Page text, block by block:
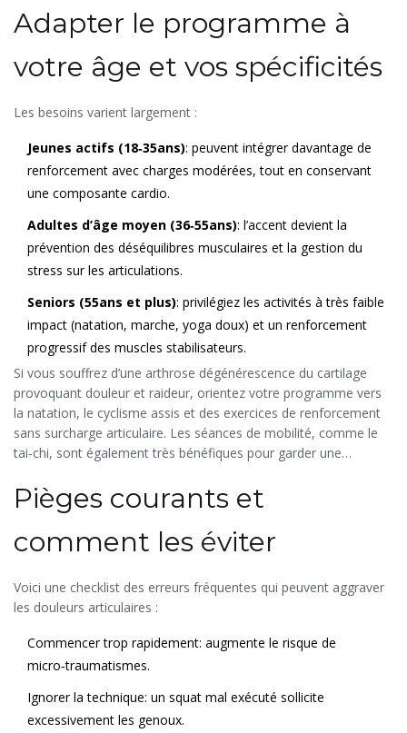
Adapter le programme à
votre âge et vos spécificités
Les besoins varient largement :
Jeunes actifs (18‑35ans): peuvent intégrer davantage de
renforcement avec charges modérées, tout en conservant
une composante cardio.
Adultes d’âge moyen (36‑55ans): l’accent devient la
prévention des déséquilibres musculaires et la gestion du
stress sur les articulations.
Seniors (55ans et plus): privilégiez les activités à très faible
impact (natation, marche, yoga doux) et un renforcement
progressif des muscles stabilisateurs.
Si vous souffrez d’une arthrose dégénérescence du cartilage
provoquant douleur et raideur, orientez votre programme vers
la natation, le cyclisme assis et des exercices de renforcement
sans surcharge articulaire. Les séances de mobilité, comme le
tai‑chi, sont également très bénéfiques pour garder une
Pièges courants et
comment les éviter
Voici une checklist des erreurs fréquentes qui peuvent aggraver
les douleurs articulaires :
Commencer trop rapidement: augmente le risque de
micro‑traumatismes.
Ignorer la technique: un squat mal exécuté sollicite
excessivement les genoux.